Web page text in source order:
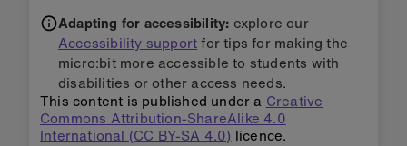
Adapting for accessibility: explore our
Accessibility supportfor tips for making the
micro:bit more accessible to students with
disabilities or other access needs.
This content is published under a Creative
Commons Attribution-ShareAlike 4.0
International (CC BY-SA 4.0) licence.